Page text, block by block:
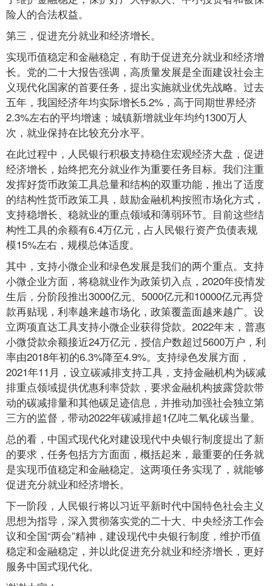
险人的合法权益。
第三，促进充分就业和经济增长。
实现币值稳定和金融稳定，有助于促进充分就业和经济增
长。党的二十大报告强调，高质量发展是全面建设社会主
义现代化国家的首要任务，提出实施就业优先战略。过去
五年，我国经济年均实际增长5.2%，高于同期世界经济
2.3%左右的平均增速；城镇新增就业年均约1300万人
次，就业保持在比较充分水平。
在此过程中，人民银行积极支持稳住宏观经济大盘，促进
经济增长，始终把充分就业作为重要任务目标。我们注重
发挥好货币政策工具总量和结构的双重功能，推出了适度
的结构性货币政策工具，鼓励金融机构按照市场化方式，
支持稳增长、稳就业的重点领域和薄弱环节。目前这些结
构性工具的余额有6.4万亿元，占人民银行资产负债表规
模15%左右，规模总体适度。
其中，支持小微企业和绿色发展是我们的两个重点。支持
小微企业方面，将稳就业作为政策切入点，2020年疫情发
生后，分阶段推出3000亿元、5000亿元和10000亿元再贷
款再贴现，利率越来越市场化，政策覆盖面越来越广。设
立两项直达工具支持小微企业获得贷款。2022年末，普惠
小微贷款余额接近24万亿元，授信户数超过5600万户，利
率由2018年初的6.3%降至4.9%。支持绿色发展方面，
2021年11月，设立碳减排支持工具，支持金融机构为碳减
排重点领域提供优惠利率贷款，要求金融机构披露贷款带
动的碳减排量和其他碳足迹信息，并推动加强社会独立第
三方的监督，带动2022年碳减排超1亿吨二氧化碳当量。
总的看，中国式现代化对建设现代中央银行制度提出了新
的要求，任务包括方方面面，概括起来，最重要的任务就
是实现币值稳定和金融稳定。这两项任务实现了，就能够
促进充分就业和经济增长。
下一阶段，人民银行将以习近平新时代中国特色社会主义
思想为指导，深入贯彻落实党的二十大、中央经济工作会
议和全国“两会”精神，建设现代中央银行制度，维护币值
稳定和金融稳定，并以此促进充分就业和经济增长，更好
服务中国式现代化。